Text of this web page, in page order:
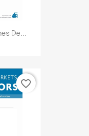
De...
favorite_border